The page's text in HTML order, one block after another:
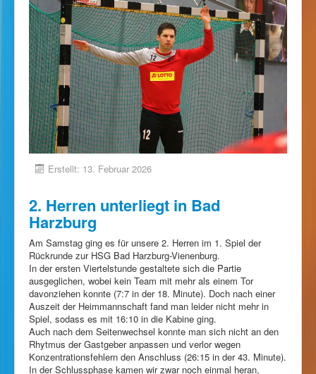
Erstellt: 13. Februar 2026
2. Herren unterliegt in Bad
Harzburg
Am Samstag ging es für unsere 2. Herren im 1. Spiel der
Rückrunde zur HSG Bad Harzburg-Vienenburg.
In der ersten Viertelstunde gestaltete sich die Partie
ausgeglichen, wobei kein Team mit mehr als einem Tor
davonziehen konnte (7:7 in der 18. Minute). Doch nach einer
Auszeit der Heimmannschaft fand man leider nicht mehr in
Spiel, sodass es mit 16:10 in die Kabine ging.
Auch nach dem Seitenwechsel konnte man sich nicht an den
Rhytmus der Gastgeber anpassen und verlor wegen
Konzentrationsfehlern den Anschluss (26:15 in der 43. Minute).
In der Schlussphase kamen wir zwar noch einmal heran,